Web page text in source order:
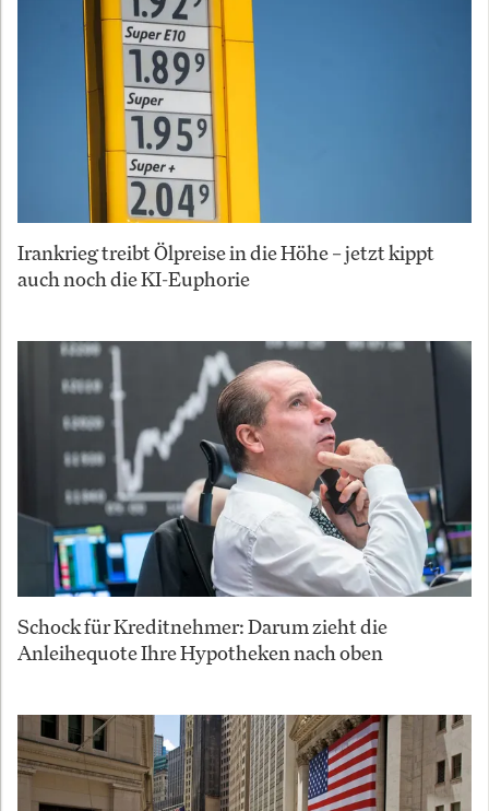
Irankrieg treibt Ölpreise in die Höhe – jetzt kippt
auch noch die KI-Euphorie
Schock für Kreditnehmer: Darum zieht die
Anleihequote Ihre Hypotheken nach oben